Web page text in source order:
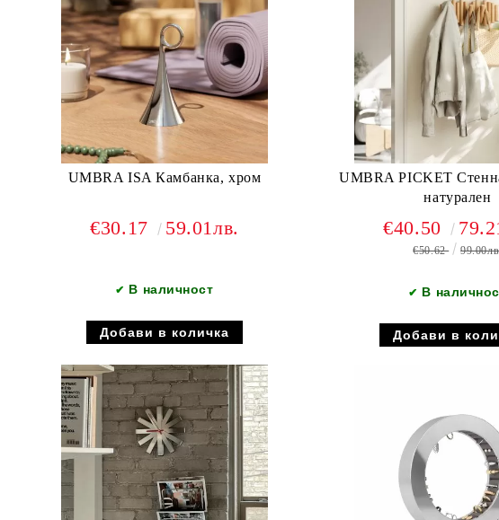
UMBRA ISA Камбанка, хром
€30.17 59.01лв.
✔ В наличност
UMBRA PICKET
натурален
€40.50
€50.62
✔ В